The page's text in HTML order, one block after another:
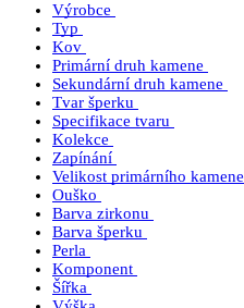
Výrobce
Typ
Kov
Primární druh kamene
Sekundární druh kamene
Tvar šperku
Specifikace tvaru
Kolekce
Zapínání
Velikost primárního kamene
Ouško
Barva zirkonu
Barva šperku
Perla
Komponent
Šířka